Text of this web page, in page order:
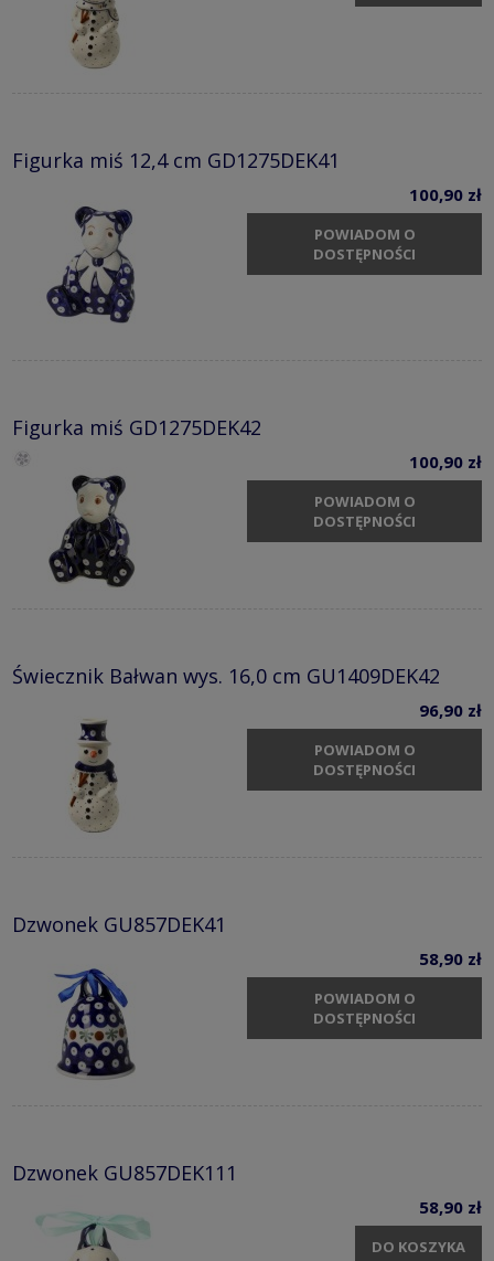
Figurka miś 12,4 cm GD1275DEK41
100,90 zł
POWIADOM O
DOSTĘPNOŚCI
Figurka miś GD1275DEK42
100,90 zł
POWIADOM O
DOSTĘPNOŚCI
Świecznik Bałwan wys. 16,0 cm GU1409DEK42
96,90 zł
POWIADOM O
DOSTĘPNOŚCI
Dzwonek GU857DEK41
58,90 zł
POWIADOM O
DOSTĘPNOŚCI
Dzwonek GU857DEK111
58,90 zł
DO KOSZYKA